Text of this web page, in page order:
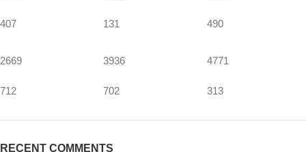
407 131 490
2669
712
3936
702
4771
313
RECENT COMMENTS